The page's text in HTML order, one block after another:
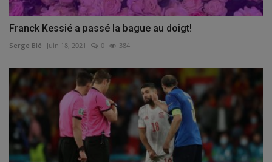
Franck Kessié a passé la bague au doigt!
Serge Blé Juin 18, 2021 0 384